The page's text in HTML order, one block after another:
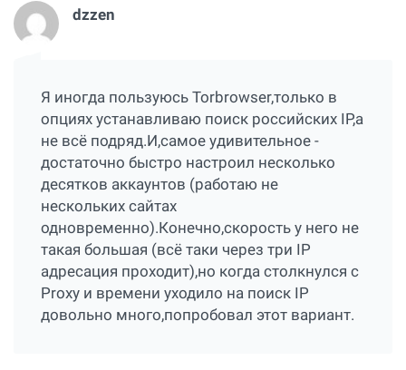
dzzen
Я иногда пользуюсь Torbrowser,только в
опциях устанавливаю поиск российских IP,а
не всё подряд.И,самое удивительное -
достаточно быстро настроил несколько
десятков аккаунтов (работаю не
нескольких сайтах
одновременно).Конечно,скорость у него не
такая большая (всё таки через три IP
адресация проходит),но когда столкнулся с
Proxy и времени уходило на поиск IP
довольно много,попробовал этот вариант.